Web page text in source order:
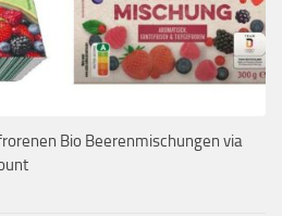
Bio Beerenmischungen via